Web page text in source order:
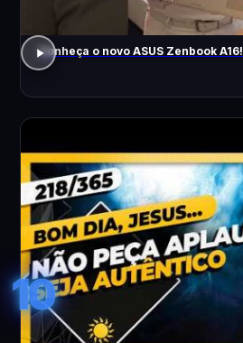
Conheça o novo ASUS Zenbook A16!
10